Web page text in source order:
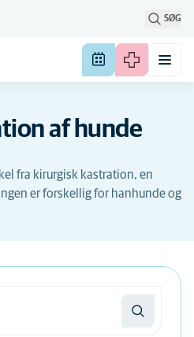
SØG
af hunde
fra kirurgisk kastration, en
er forskellig for hanhunde og